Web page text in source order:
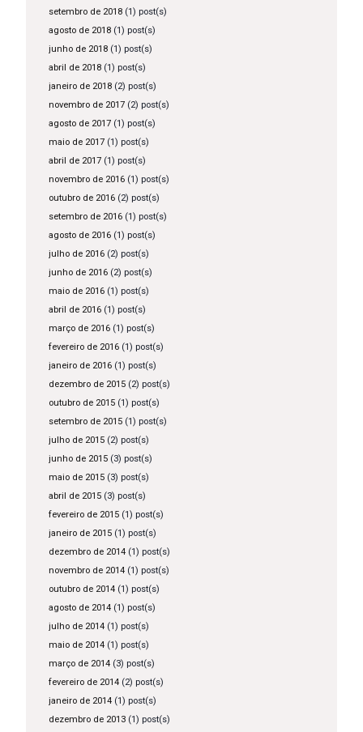
setembro de 2018(1) post(s)
agosto de 2018(1) post(s)
junho de 2018(1) post(s)
abril de 2018(1) post(s)
janeiro de 2018(2) post(s)
novembro de 2017(2) post(s)
agosto de 2017(1) post(s)
maio de 2017(1) post(s)
abril de 2017(1) post(s)
novembro de 2016(1) post(s)
outubro de 2016(2) post(s)
setembro de 2016(1) post(s)
agosto de 2016(1) post(s)
julho de 2016(2) post(s)
junho de 2016(2) post(s)
maio de 2016(1) post(s)
abril de 2016(1) post(s)
março de 2016(1) post(s)
fevereiro de 2016(1) post(s)
janeiro de 2016(1) post(s)
dezembro de 2015(2) post(s)
outubro de 2015(1) post(s)
setembro de 2015(1) post(s)
julho de 2015(2) post(s)
junho de 2015(3) post(s)
maio de 2015(3) post(s)
abril de 2015(3) post(s)
fevereiro de 2015(1) post(s)
janeiro de 2015(1) post(s)
dezembro de 2014(1) post(s)
novembro de 2014(1) post(s)
outubro de 2014(1) post(s)
agosto de 2014(1) post(s)
julho de 2014(1) post(s)
maio de 2014(1) post(s)
março de 2014(3) post(s)
fevereiro de 2014(2) post(s)
janeiro de 2014(1) post(s)
dezembro de 2013(1) post(s)